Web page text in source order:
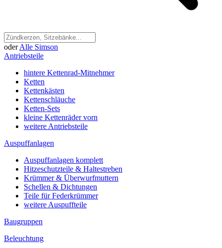
oder Alle Simson
Antriebsteile
hintere Kettenrad-Mitnehmer
Ketten
Kettenkästen
Kettenschläuche
Ketten-Sets
kleine Kettenräder vorn
weitere Antriebsteile
Auspuffanlagen
Auspuffanlagen komplett
Hitzeschutzteile & Haltestreben
Krümmer & Überwurfmuttern
Schellen & Dichtungen
Teile für Federkrümmer
weitere Auspuffteile
Baugruppen
Beleuchtung